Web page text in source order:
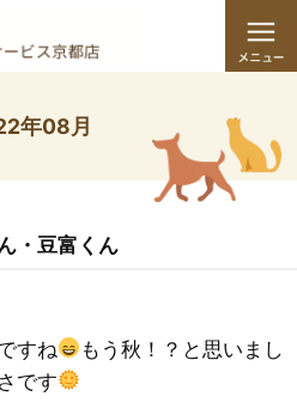
年08月
・豆富くん
すね
もう秋！？と思いまし
です